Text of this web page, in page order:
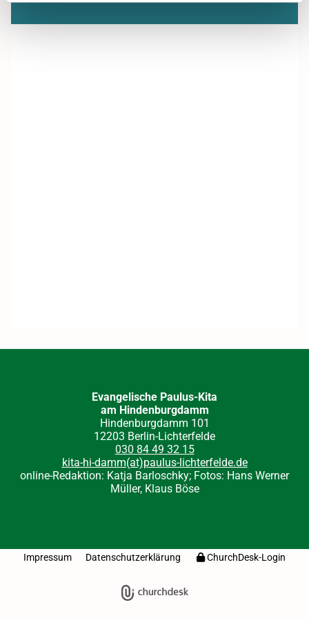
Evangelische Paulus-Kita
am Hindenburgdamm
Hindenburgdamm 101
12203 Berlin-Lichterfelde
030 84 49 32 15
kita-hi-damm(at)paulus-lichterfelde.de
online-Redaktion: Katja Barloschky; Fotos: Hans Werner
Müller, Klaus Böse
Impressum Datenschutzerklärung ChurchDesk-Login